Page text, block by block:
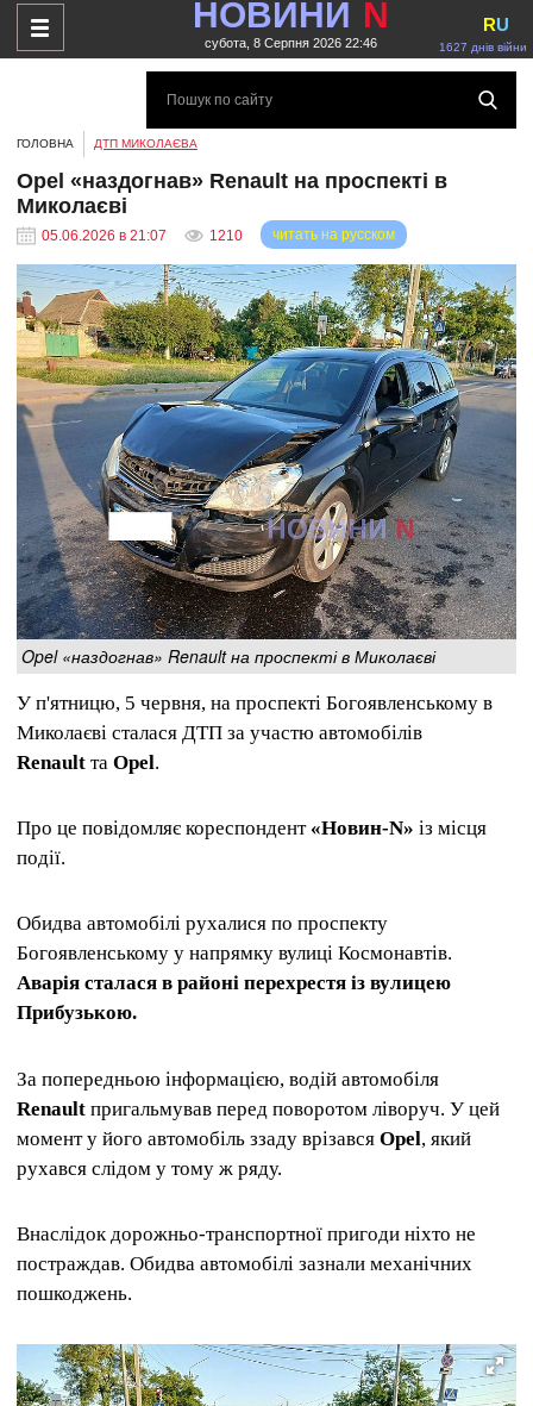
НОВИНИ N
субота, 8 Серпня 2026 22:46 1627 днів війни
RU
ГОЛОВНА ДТП МИКОЛАЄВА
Opel «наздогнав» Renault на проспекті в
Миколаєві
05.06.2026 в 21:07 1210 читать на русском
Opel «наздогнав» Renault на проспекті в Миколаєві
У п'ятницю, 5 червня, на проспекті Богоявленському в
Миколаєві сталася ДТП за участю автомобілів
Renault та Opel.
Про це повідомляє кореспондент «Новин-N» із місця
події.
Обидва автомобілі рухалися по проспекту
Богоявленському у напрямку вулиці Космонавтів.
Аварія сталася в районі перехрестя із вулицею
Прибузькою.
За попередньою інформацією, водій автомобіля
Renault пригальмував перед поворотом ліворуч. У цей
момент у його автомобіль ззаду врізався Opel, який
рухався слідом у тому ж ряду.
Внаслідок дорожньо-транспортної пригоди ніхто не
постраждав. Обидва автомобілі зазнали механічних
пошкоджень.